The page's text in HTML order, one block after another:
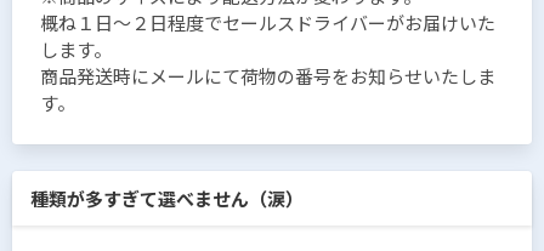
概ね１日〜２日程度でセールスドライバーがお届けいた
します。
商品発送時にメールにて荷物の番号をお知らせいたしま
す。
種類が多すぎて選べません（涙）